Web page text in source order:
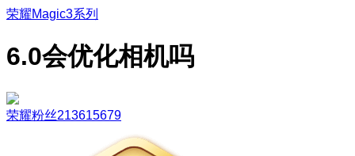
荣耀Magic3系列
6.0会优化相机吗
荣耀粉丝213615679